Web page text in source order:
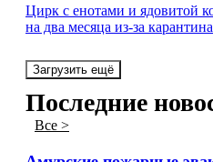
Цирк с енотами и ядовитой
на два месяца из-за карантина
Загрузить ещё
Последние
Все >